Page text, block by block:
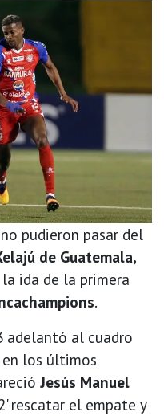
pudieron pasar del
de Guatemala,
ida de la primera
.
adelantó al cuadro
los últimos
Jesús Manuel
rescatar el empate y